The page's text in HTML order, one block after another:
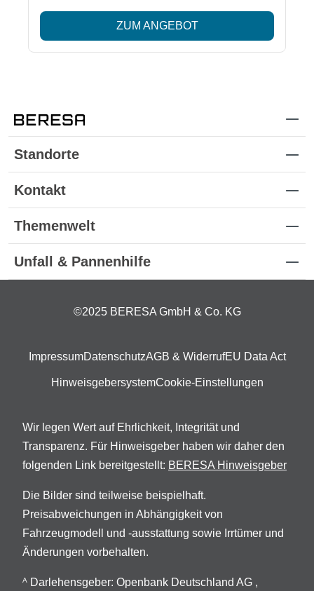
ZUM ANGEBOT
Standorte
Kontakt
Themenwelt
Unfall & Pannenhilfe
©2025 BERESA GmbH & Co. KG
ImpressumDatenschutzAGB & WiderrufEU Data Act
HinweisgebersystemCookie-Einstellungen
Wir legen Wert auf Ehrlichkeit, Integrität und
Transparenz. Für Hinweisgeber haben wir daher den
folgenden Link bereitgestellt: BERESA Hinweisgeber
Die Bilder sind teilweise beispielhaft.
Preisabweichungen in Abhängigkeit von
Fahrzeugmodell und -ausstattung sowie Irrtümer und
Änderungen vorbehalten.
A Darlehensgeber: Openbank Deutschland AG ,